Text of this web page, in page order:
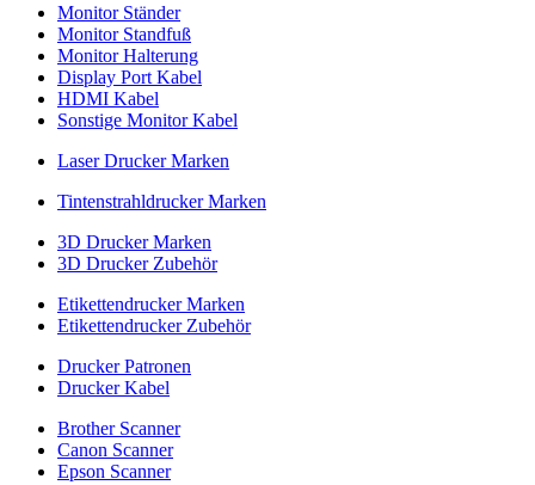
Monitor Ständer
Monitor Standfuß
Monitor Halterung
Display Port Kabel
HDMI Kabel
Sonstige Monitor Kabel
Laser Drucker Marken
Tintenstrahldrucker Marken
3D Drucker Marken
3D Drucker Zubehör
Etikettendrucker Marken
Etikettendrucker Zubehör
Drucker Patronen
Drucker Kabel
Brother Scanner
Canon Scanner
Epson Scanner